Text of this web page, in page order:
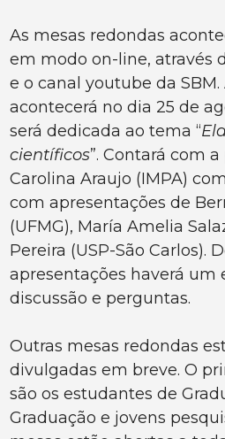
As mesas redondas
em modo on-line, através
e o canal youtube da SBM.
acontecerá no dia 25 de
será dedicada ao tema “
científicos”. Contará com
Carolina Araujo (IMPA)
com apresentações de
(UFMG), María Amelia
Pereira (USP-São Carlos).
apresentações haverá um
discussão e perguntas.
Outras mesas redondas
divulgadas em breve. O
são os estudantes de
Graduação e jovens